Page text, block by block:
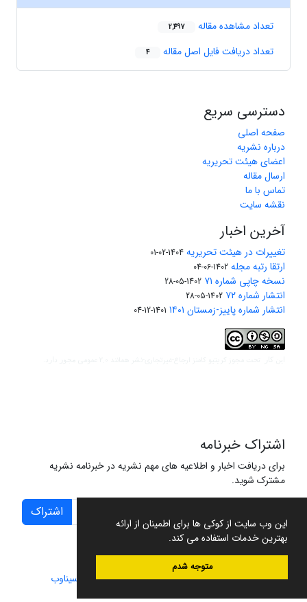
این وب سایت از کوکی ها برای اطمینان از ارائه
بهترین خدمات استفاده می کند.
متوجه شدم
تعداد مشاهده مقاله 2,497
تعداد دریافت فایل اصل مقاله 4
دسترسی سریع
صفحه اصلی
درباره نشریه
اعضای هیئت تحریریه
ارسال مقاله
تماس با ما
نقشه سایت
آخرین اخبار
تغییرات در هیئت تحریریه 1404-02-01
ارتقا رتبه مجله 1402-06-04
نسخه چاپی شماره ۷۱ 1402-05-28
انتشار شماره ۷۲ 1402-05-28
انتشار شماره پاییز-زمستان ۱۴۰۱ 1401-12-04
اشتراک خبرنامه
برای دریافت اخبار و اطلاعیه های مهم نشریه در خبرنامه نشریه
مشترک شوید.
اشتراک
سامانه مدیریت نشریات علمی.طراحی و پیاده سازی از سیناوب